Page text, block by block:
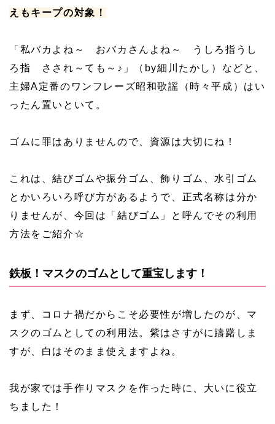
えもキープの対象！
「私バカよね～ おバカさんよね～ うしろ指うし
ろ指 さされ～ても～♪」（by細川たかし）などと、
主婦A定番のワンフレーズ昭和歌謡（時々平成）はい
ったん置いといて。
ゴムに罪はありませんので、資源は大切にね！
これは、結びゴムや振分ゴム、飾りゴム、水引ゴム
とかいろいろ呼び方があるようで、正式名称は分か
りませんが、今回は「結びゴム」と呼んでその利用
方法をご紹介☆
鉄板！マスクのゴムとして重宝します！
まず、コロナ禍だからこそ必要性が増したのが、マ
スクのゴムとしての利用法。紫はさすがに躊躇しま
すが、白はそのまま使えますよね。
我が家では手作りマスクを作った時に、大いに役立
ちました！